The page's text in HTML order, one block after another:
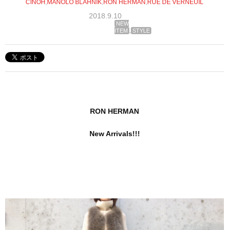
CINOH ,MANOLO BLAHNIK,RON HERMAN ,RUE DE VERNEUIL
2018.9.10
NEW
ITEM
STYLE
RON HERMAN
New Arrivals!!!